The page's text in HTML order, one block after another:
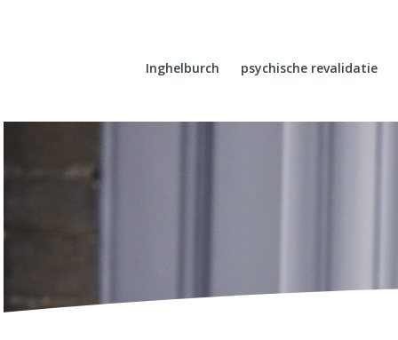
Inghelburch psychische revalidatie